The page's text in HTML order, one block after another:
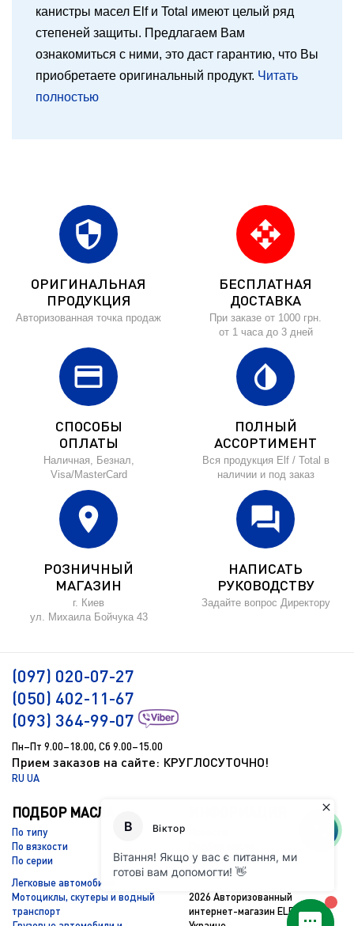
канистры масел Elf и Total имеют целый ряд
степеней защиты. Предлагаем Вам
ознакомиться с ними, это даст гарантию, что Вы
приобретаете оригинальный продукт. Читать
полностью
security
ОРИГИНАЛЬНАЯ
ПРОДУКЦИЯ
Авторизованная точка продаж
open_with
БЕСПЛАТНАЯ
ДОСТАВКА
При заказе от 1000 грн.
от 1 часа до 3 дней
credit_card
СПОСОБЫ
ОПЛАТЫ
Наличная, Безнал,
Visa/MasterCard
invert_colors
ПОЛНЫЙ
АССОРТИМЕНТ
Вся продукция Elf / Total в
наличии и под заказ
location_on
РОЗНИЧНЫЙ
МАГАЗИН
г. Киев
ул. Михаила Бойчука 43
forum
НАПИСАТЬ
РУКОВОДСТВУ
Задайте вопрос Директору
(097) 020-07-27
(050) 402-11-67
(093) 364-99-07
Пн–Пт 9.00–18.00, Сб 9.00–15.00
Прием заказов на сайте: КРУГЛОСУТОЧНО!
RU UA
ПОДБОР МАСЛА
По типу
По вязкости
По серии
Легковые автомобили
Мотоциклы, скутеры и водный
транспорт
Доставка и оплата
Контакты
2026 Авторизованный
интернет-магазин ELF Total в